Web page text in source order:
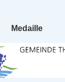
Medaille